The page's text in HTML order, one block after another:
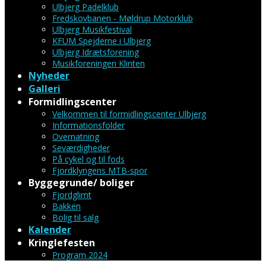
Ulbjerg Padelklub
Fredskovbanen - Møldrup Motorklub
Ulbjerg Musikfestival
KFUM Spejderne i Ulbjerg
Ulbjerg Idrætsforening
Musikforeningen Klinten
Nyheder
Galleri
Formidlingscenter
Velkommen til formidlingscenter Ulbjerg
Informationsfolder
Overnatning
Seværdigheder
På cykel og til fods
Fjordklyngens MTB-spor
Byggegrunde/ boliger
Fjordglimt
Bakken
Bolig til salg
Kalender
Kringlefesten
Program 2024